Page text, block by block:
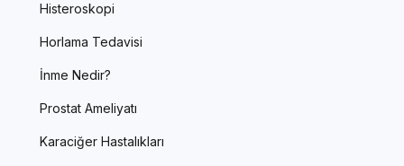
Histeroskopi
Horlama Tedavisi
İnme Nedir?
Prostat Ameliyatı
Karaciğer Hastalıkları